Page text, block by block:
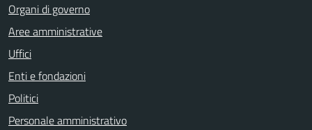
Organi di governo
Aree amministrative
Uffici
Enti e fondazioni
Politici
Personale amministrativo